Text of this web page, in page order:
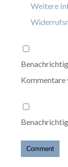
Weitere
Kommentare